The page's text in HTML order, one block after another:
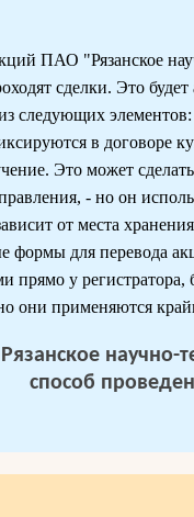
ПАО "Рязанское
сделки. Это
следующих
в договоре
Это может
- но он
от места
формы для перевода
у регистратора,
они применяются
научно-
способ